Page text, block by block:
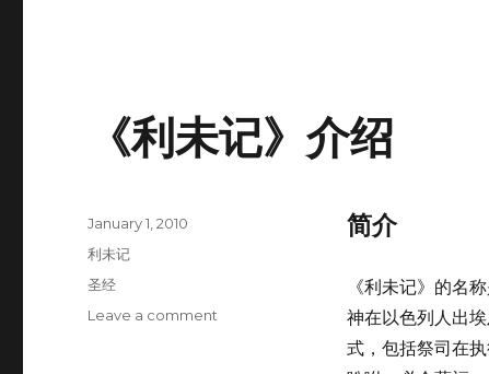
《利未记》介绍
简介
《利未记》的名
神在以色列人出
式，包括祭司在
Posted
on
January 1, 2010
Categories
利未记
Tags
圣经
Leave a comment